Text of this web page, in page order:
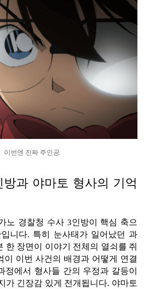
이번엔 진짜 주인공
방과 야마토 형사의 기억
노 경찰청 수사 3인방이 핵심 축으
니다. 특히 눈사태가 일어났던 과
한 장면이 이야기 전체의 열쇠를 쥐
이 이번 사건의 배경과 어떻게 연결
정에서 형사들 간의 우정과 갈등이
가 긴장감 있게 전개됩니다. 야마토